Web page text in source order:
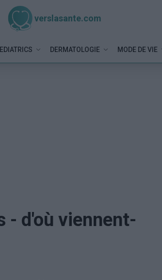
verslasante.com
DERMATOLOGIE MODE DE VIE
- d'où viennent-